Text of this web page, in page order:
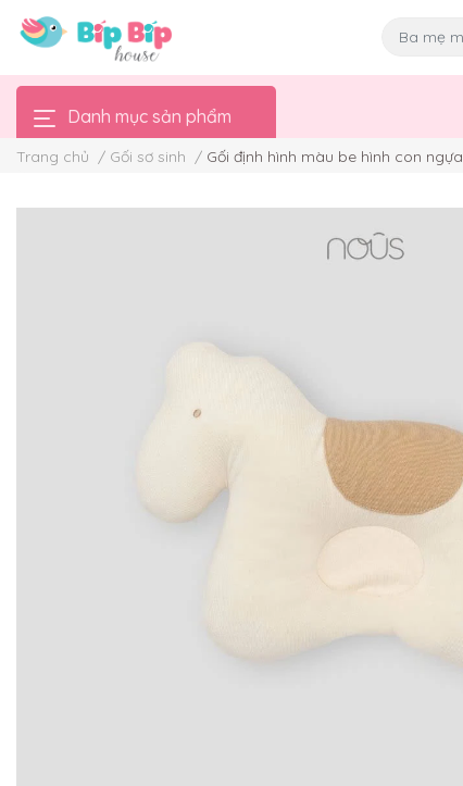
Danh mục sản phẩm
Trang chủ / Gối sơ sinh / Gối định hình màu be hình con ngựa